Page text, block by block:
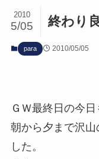
終わり
2010
5/05
para 2010/05/05
ＧＷ最終日の今日
朝から夕まで沢
した。